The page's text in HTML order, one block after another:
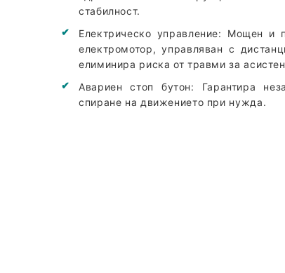
стабилност.
Електрическо управление:
Мощен и
електромотор, управляван с
елиминира риска от травми за
Авариен стоп бутон: Гарантира
спиране на движението при нужда.